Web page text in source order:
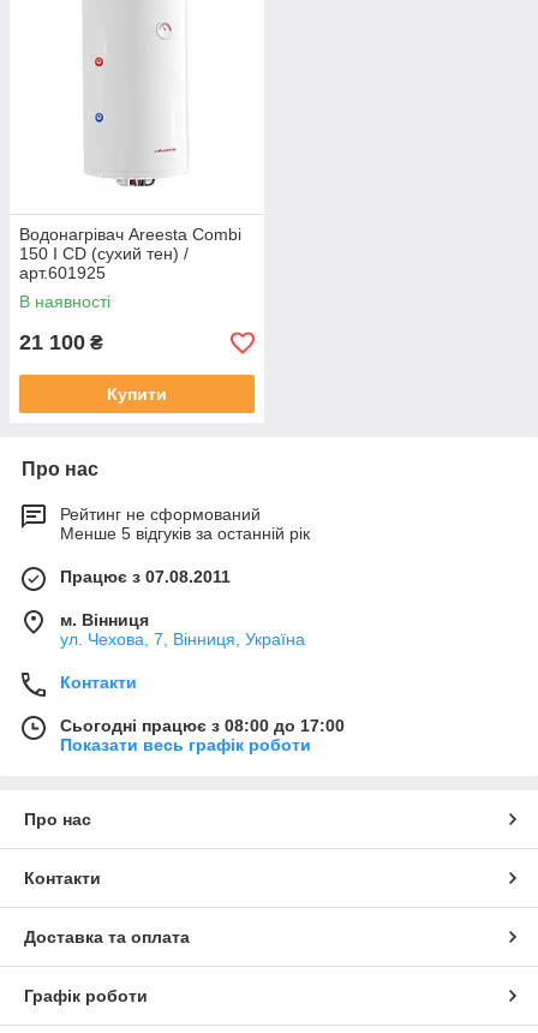
Водонагрівач Areesta Combi
150 I CD (сухий тен) /
арт.601925
В наявності
21 100 ₴
Купити
Про нас
Рейтинг не сформований
Менше 5 відгуків за останній рік
Працює з 07.08.2011
м. Вінниця
ул. Чехова, 7, Вінниця, Україна
Контакти
Сьогодні працює з 08:00 до 17:00
Показати весь графік роботи
Про нас
Контакти
Доставка та оплата
Графік роботи